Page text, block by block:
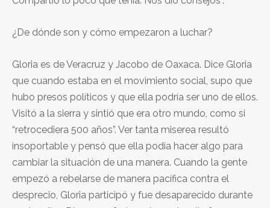
¿De dónde son y cómo empezaron a luchar?
Gloria es de Veracruz y Jacobo de Oaxaca. Dice Gloria
que cuando estaba en el movimiento social, supo que
hubo presos políticos y que ella podría ser uno de ellos.
Visitó a la sierra y sintió que era otro mundo, como si
“retrocediera 500 años”. Ver tanta miserea resultó
insoportable y pensó que ella podía hacer algo para
cambiar la situación de una manera. Cuando la gente
empezó a rebelarse de manera pacífica contra el
desprecio, Gloria participó y fue desaparecido durante